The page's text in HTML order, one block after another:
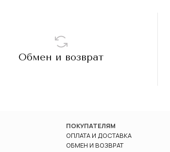
Обмен и возврат
ПОКУПАТЕЛЯМ
ОПЛАТА И ДОСТАВКА
ОБМЕН И ВОЗВРАТ